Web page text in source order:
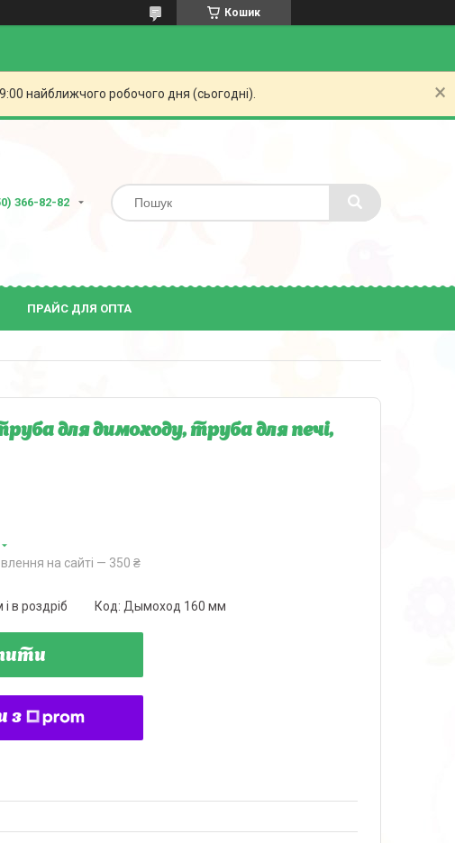
Кошик
найближчого робочого дня (сьогодні).
366-82-82
ПРАЙС ДЛЯ ОПТА
для димоходу, труба для печі,
на сайті — 350 ₴
в роздріб Код: Дымоход 160 мм
з